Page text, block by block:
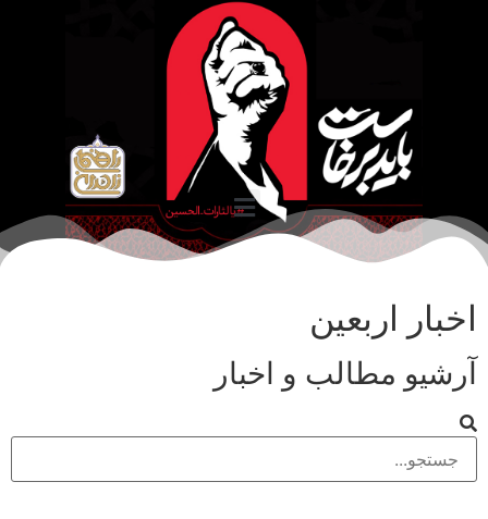
اخبار اربعین
آرشیو مطالب و اخبار